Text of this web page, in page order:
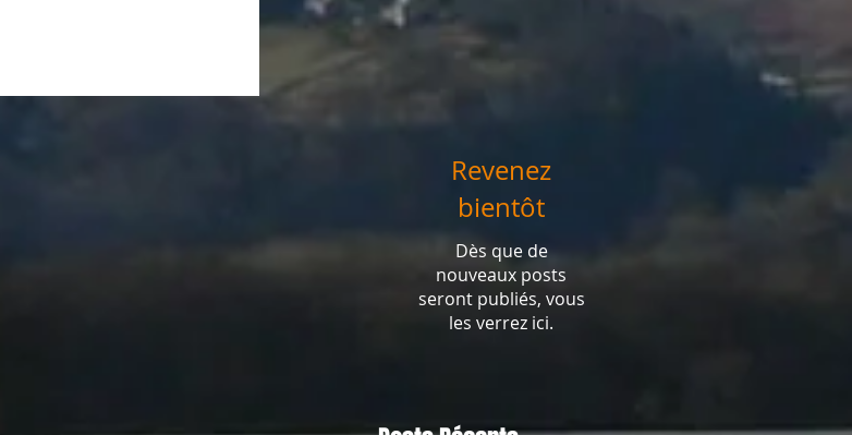
Revenez
bientôt
Dès que de
nouveaux posts
seront publiés, vous
les verrez ici.